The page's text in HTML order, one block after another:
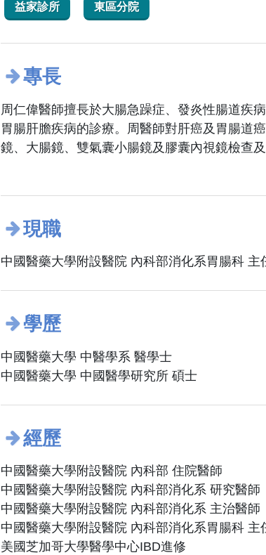
益家診所 東區分院
專長
周仁偉醫師擅長於大腸急躁症、發炎性腸道疾
胃腸肝膽疾病的診療。周醫師對肝癌及胃腸道
鏡、大腸鏡、雙氣囊小腸鏡及膠囊內視鏡檢查
現職
中國醫藥大學附設醫院 內科部消化系胃腸科 主
學歷
中國醫藥大學 中醫學系 醫學士
中國醫藥大學 中國醫學研究所 碩士
經歷
中國醫藥大學附設醫院 內科部 住院醫師
中國醫藥大學附設醫院 內科部消化系 研究醫師
中國醫藥大學附設醫院 內科部消化系 主治醫師
中國醫藥大學附設醫院 內科部消化系胃腸科 主
美國芝加哥大學醫學中心IBD進修